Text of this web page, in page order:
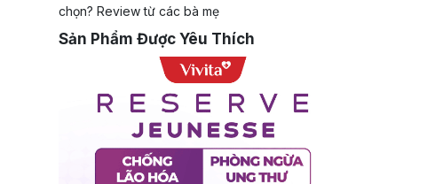
chọn? Review từ các bà mẹ
Sản Phẩm Được Yêu Thích